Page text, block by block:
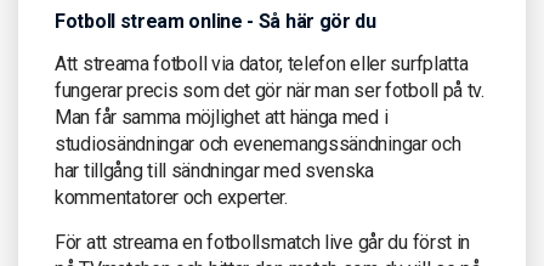
Fotboll stream online - Så här gör du
Att streama fotboll via dator, telefon eller surfplatta
fungerar precis som det gör när man ser fotboll på tv.
Man får samma möjlighet att hänga med i
studiosändningar och evenemangssändningar och
har tillgång till sändningar med svenska
kommentatorer och experter.
För att streama en fotbollsmatch live går du först in